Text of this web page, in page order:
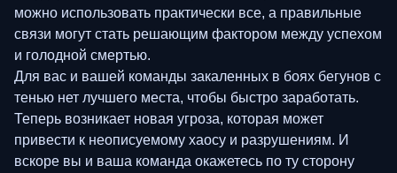
можно использовать практически все, а правильные
связи могут стать решающим фактором между успехом
и голодной смертью.
Для вас и вашей команды закаленных в боях бегунов с
тенью нет лучшего места, чтобы быстро заработать.
Теперь возникает новая угроза, которая может
привести к неописуемому хаосу и разрушениям. И
вскоре вы и ваша команда окажетесь по ту сторону